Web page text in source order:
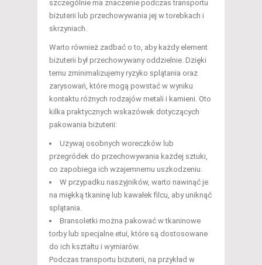
szczególnie ma znaczenie podczas transportu
biżuterii lub przechowywania jej w torebkach i
skrzyniach.
Warto również zadbać o to, aby każdy element
biżuterii był przechowywany oddzielnie. Dzięki
temu zminimalizujemy ryzyko splątania oraz
zarysowań, które mogą powstać w wyniku
kontaktu różnych rodzajów metali i kamieni. Oto
kilka praktycznych wskazówek dotyczących
pakowania biżuterii:
Używaj osobnych woreczków lub
przegródek do przechowywania każdej sztuki,
co zapobiega ich wzajemnemu uszkodzeniu.
W przypadku naszyjników, warto nawinąć je
na miękką tkaninę lub kawałek filcu, aby uniknąć
splątania.
Bransoletki można pakować w tkaninowe
torby lub specjalne etui, które są dostosowane
do ich kształtu i wymiarów.
Podczas transportu biżuterii, na przykład w